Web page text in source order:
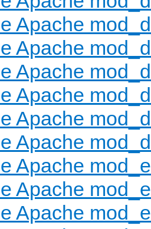
Apache
Apache
Apache
Apache
Apache
Apache
Apache
Apache
Apache